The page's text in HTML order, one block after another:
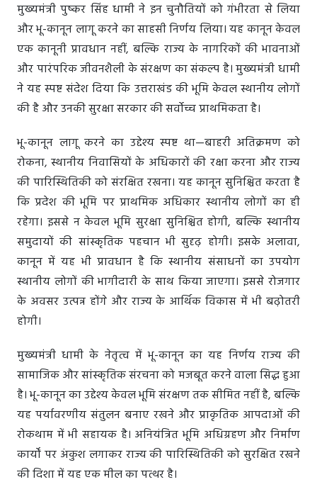
मुख्यमंत्री पुष्कर सिंह धामी ने इन चुनौतियों को गंभीरता से लिया
और भू-कानून लागू करने का साहसी निर्णय लिया। यह कानून केवल
एक कानूनी प्रावधान नहीं, बल्कि राज्य के नागरिकों की भावनाओं
और पारंपरिक जीवनशैली के संरक्षण का संकल्प है। मुख्यमंत्री धामी
ने यह स्पष्ट संदेश दिया कि उत्तराखंड की भूमि केवल स्थानीय लोगों
की है और उनकी सुरक्षा सरकार की सर्वोच्च प्राथमिकता है।
भू-कानून लागू करने का उद्देश्य स्पष्ट था—बाहरी अतिक्रमण को
रोकना, स्थानीय निवासियों के अधिकारों की रक्षा करना और राज्य
की पारिस्थितिकी को संरक्षित रखना। यह कानून सुनिश्चित करता है
कि प्रदेश की भूमि पर प्राथमिक अधिकार स्थानीय लोगों का ही
रहेगा। इससे न केवल भूमि सुरक्षा सुनिश्चित होगी, बल्कि स्थानीय
समुदायों की सांस्कृतिक पहचान भी सुदृढ़ होगी। इसके अलावा,
कानून में यह भी प्रावधान है कि स्थानीय संसाधनों का उपयोग
स्थानीय लोगों की भागीदारी के साथ किया जाएगा। इससे रोजगार
के अवसर उत्पन्न होंगे और राज्य के आर्थिक विकास में भी बढ़ोतरी
होगी।
मुख्यमंत्री धामी के नेतृत्व में भू-कानून का यह निर्णय राज्य की
सामाजिक और सांस्कृतिक संरचना को मजबूत करने वाला सिद्ध हुआ
है। भू-कानून का उद्देश्य केवल भूमि संरक्षण तक सीमित नहीं है, बल्कि
यह पर्यावरणीय संतुलन बनाए रखने और प्राकृतिक आपदाओं की
रोकथाम में भी सहायक है। अनियंत्रित भूमि अधिग्रहण और निर्माण
कार्यों पर अंकुश लगाकर राज्य की पारिस्थितिकी को सुरक्षित रखने
की दिशा में यह एक मील का पत्थर है।